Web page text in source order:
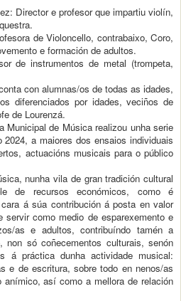
Director e profesor que impartiu violín,
de Violoncello, contrabaixo, Coro,
e formación de adultos.
de instrumentos de metal (trompeta,
con alumnas/os de todas as idades,
diferenciados por idades, veciños de
de Lourenzá.
Municipal de Música realizou unha serie
a maiores dos ensaios individuais
actuacións musicais para o público
nunha vila de gran tradición cultural
de recursos económicos, como é
á súa contribución á posta en valor
como medio de esparexemento e
as e adultos, contribuíndo tamén a
non só coñecementos culturais, senón
á práctica dunha actividade musical:
e de escritura, sobre todo en nenos/as
así como a mellora de relación